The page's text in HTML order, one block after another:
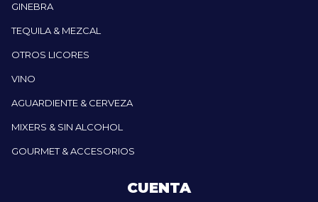
GINEBRA
TEQUILA & MEZCAL
OTROS LICORES
VINO
AGUARDIENTE & CERVEZA
MIXERS & SIN ALCOHOL
GOURMET & ACCESORIOS
CUENTA